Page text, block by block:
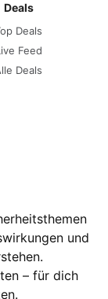
Deals
Deals
Feed
Deals
und
– für dich